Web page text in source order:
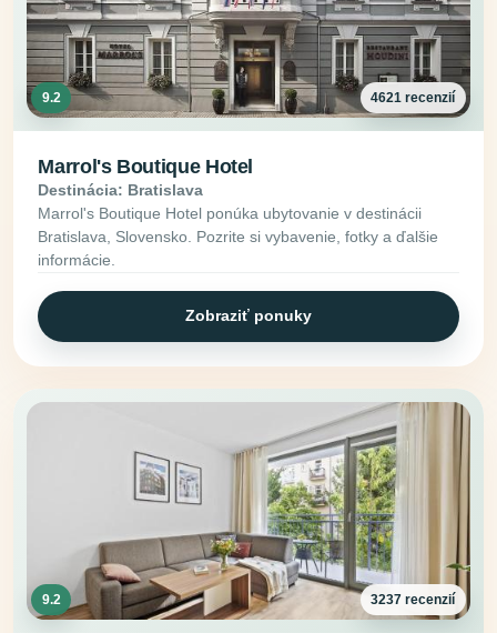
9.2 4621 recenzií
Marrol's Boutique Hotel
Destinácia: Bratislava
Marrol's Boutique Hotel ponúka ubytovanie v destinácii
Bratislava, Slovensko. Pozrite si vybavenie, fotky a ďalšie
informácie.
Zobraziť ponuky
9.2 3237 recenzií